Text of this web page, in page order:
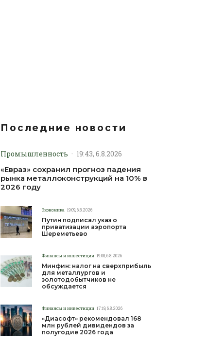
Последние новости
Промышленность · 19:43, 6.8.2026
«Евраз» сохранил прогноз падения
рынка металлоконструкций на 10% в
2026 году
Экономика 19:09, 6.8.2026
Путин подписал указ о
приватизации аэропорта
Шереметьево
Финансы и инвестиции 19:08, 6.8.2026
Минфин: налог на сверхприбыль
для металлургов и
золотодобытчиков не
обсуждается
Финансы и инвестиции 17:19, 6.8.2026
«Диасофт» рекомендовал 168
млн рублей дивидендов за
полугодие 2026 года